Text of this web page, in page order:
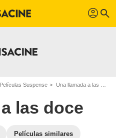
profil search
Películas Suspense Una llamada a las doce
las doce
Películas similares